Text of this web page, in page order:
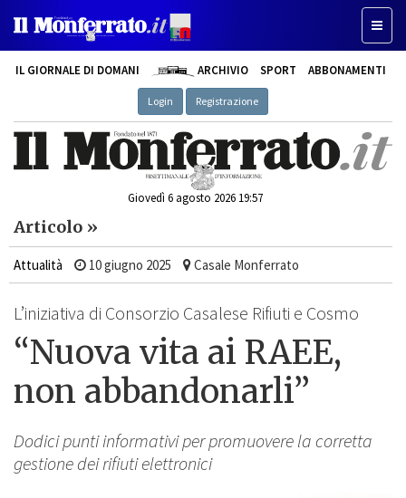
IL GIORNALE DI DOMANI ARCHIVIO SPORT ABBONAMENTI
Login Registrazione
Giovedì 6 agosto 2026 19:57
Articolo »
Attualità 10 giugno 2025 Casale Monferrato
L’iniziativa di Consorzio Casalese Rifiuti e Cosmo
“Nuova vita ai RAEE,
non abbandonarli”
Dodici punti informativi per promuovere la corretta
gestione dei rifiuti elettronici